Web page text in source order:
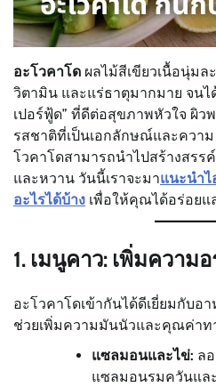
อะโวคาโด ผลไม้สีเขียวเนื้อนุ่ม
วิตามิน และแร่ธาตุมากมาย จนไ
เปอร์ฟู้ด” ที่ดีต่อสุขภาพหัวใจ ผิ
รสชาติที่เป็นเอกลักษณ์และความ
โวคาโดสามารถนำไปสร้างสรร
และหวาน วันนี้เราจะมาแนะนำไ
อะไรได้บ้าง เพื่อให้คุณได้อร่อยแ
1. เมนูคาว: เพิ่มควา
อะโวคาโดเข้ากันได้ดีเยี่ยมกับอ
ช่วยเพิ่มความมันนัวและคุณค่า
แซลมอนและไข่: ล
แซลมอนรมควันแล